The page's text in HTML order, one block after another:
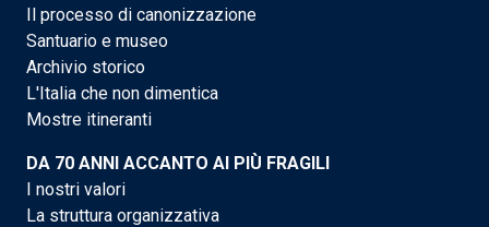
Il processo di canonizzazione
Santuario e museo
Archivio storico
L'Italia che non dimentica
Mostre itineranti
DA 70 ANNI ACCANTO AI PIÙ FRAGILI
I nostri valori
La struttura organizzativa